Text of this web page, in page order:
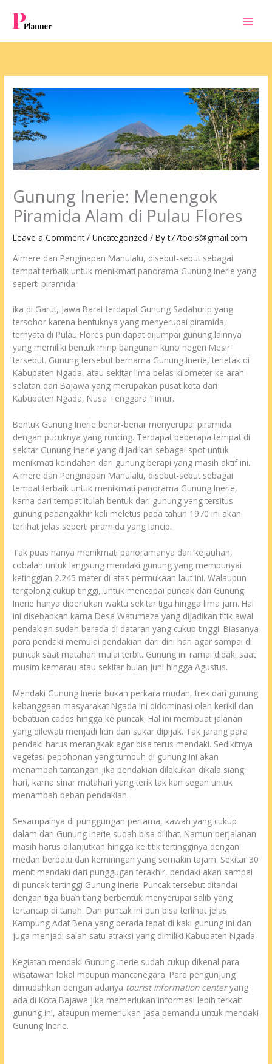
content
Gunung Inerie: Menengok
Piramida Alam di Pulau Flores
Leave a Comment /Uncategorized / Byt77tools@gmail.com
Aimere dan Penginapan Manulalu, disebut-sebut sebagai
tempat terbaik untuk menikmati panorama Gunung Inerie yang
seperti piramida.
ika di Garut, Jawa Barat terdapat Gunung Sadahurip yang
tersohor karena bentuknya yang menyerupai piramida,
ternyata di Pulau Flores pun dapat dijumpai gunung lainnya
yang memiliki bentuk mirip bangunan kuno negeri Mesir
tersebut. Gunung tersebut bernama Gunung Inerie, terletak di
Kabupaten Ngada, atau sekitar lima belas kilometer ke arah
selatan dari Bajawa yang merupakan pusat kota dari
Kabupaten Ngada, Nusa Tenggara Timur.
Bentuk Gunung Inerie benar-benar menyerupai piramida
dengan pucuknya yang runcing. Terdapat beberapa tempat di
sekitar Gunung Inerie yang dijadikan sebagai spot untuk
menikmati keindahan dari gunung berapi yang masih aktif ini.
Aimere dan Penginapan Manulalu, disebut-sebut sebagai
tempat terbaik untuk menikmati panorama Gunung Inerie,
karna dari tempat itulah bentuk dari gunung yang tersitus
gunung padangakhir kali meletus pada tahun 1970 ini akan
terlihat jelas seperti piramida yang lancip.
Tak puas hanya menikmati panoramanya dari kejauhan,
cobalah untuk langsung mendaki gunung yang mempunyai
ketinggian 2.245 meter di atas permukaan laut ini. Walaupun
tergolong cukup tinggi, untuk mencapai puncak dari Gunung
Inerie hanya diperlukan waktu sekitar tiga hingga lima jam. Hal
ini disebabkan karna Desa Watumeze yang dijadikan titik awal
pendakian sudah berada di dataran yang cukup tinggi. Biasanya
para pendaki memulai pendakian dari dini hari agar sampai di
puncak saat matahari mulai terbit. Gunung ini ramai didaki saat
musim kemarau atau sekitar bulan Juni hingga Agustus.
Mendaki Gunung Inerie bukan perkara mudah, trek dari gunung
kebanggaan masyarakat Ngada ini didominasi oleh kerikil dan
bebatuan cadas hingga ke puncak. Hal ini membuat jalanan
yang dilewati menjadi licin dan sukar dipijak. Tak jarang para
pendaki harus merangkak agar bisa terus mendaki. Sedikitnya
vegetasi pepohonan yang tumbuh di gunung ini akan
menambah tantangan jika pendakian dilakukan dikala siang
hari, karna sinar matahari yang terik tak kan segan untuk
menambah beban pendakian.
Sesampainya di punggungan pertama, kawah yang cukup
dalam dari Gunung Inerie sudah bisa dilihat. Namun perjalanan
masih harus dilanjutkan hingga ke titik tertingginya dengan
medan berbatu dan kemiringan yang semakin tajam. Sekitar 30
menit mendaki dari punggugan terakhir, pendaki akan sampai
di puncak tertinggi Gunung Inerie. Puncak tersebut ditandai
dengan tiga buah tiang berbentuk menyerupai salib yang
tertancap di tanah. Dari puncak ini pun bisa terlihat jelas
Kampung Adat Bena yang berada tepat di kaki gunung ini dan
juga menjadi salah satu atraksi yang dimiliki Kabupaten Ngada.
Kegiatan mendaki Gunung Inerie sudah cukup dikenal para
wisatawan lokal maupun mancanegara. Para pengunjung
dimudahkan dengan adanya tourist information centeryang
ada di Kota Bajawa jika memerlukan informasi lebih terkait
gunung ini, ataupun memerlukan jasa pemandu untuk mendaki
Gunung Inerie.